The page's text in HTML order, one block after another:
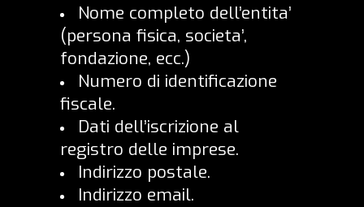
Nome completo dell’entita’
(persona fisica, societa’,
fondazione, ecc.)
Numero di identificazione
fiscale.
Dati dell’iscrizione al
registro delle imprese.
Indirizzo postale.
Indirizzo email.